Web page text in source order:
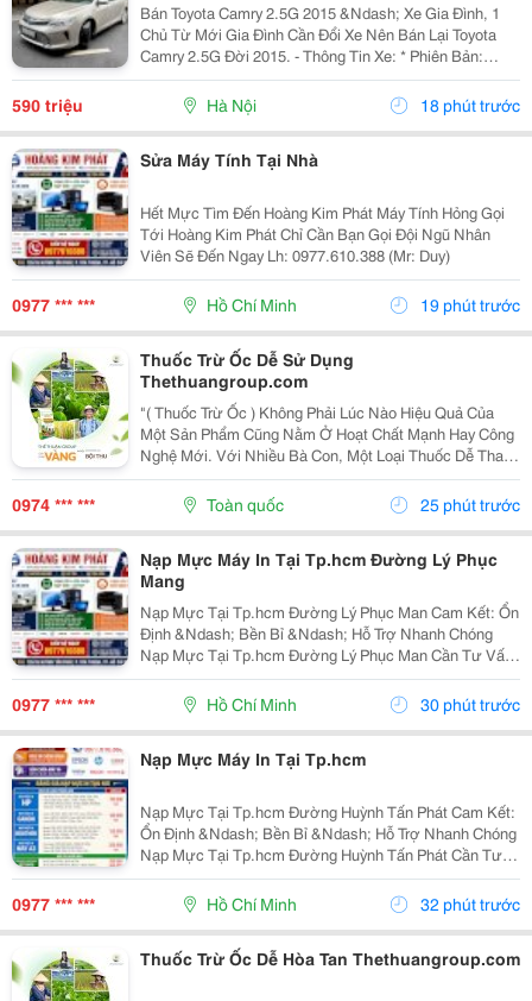
Bán Toyota Camry 2.5G 2015 &Ndash; Xe Gia Đình, 1
Chủ Từ Mới Gia Đình Cần Đổi Xe Nên Bán Lại Toyota
Camry 2.5G Đời 2015. - Thông Tin Xe: * Phiên Bản:
Toyota Camry 2.5G * Năm Sản Xuất: 2015 * Odo: 11 Vạn
Km * Xe 1 Chủ Từ Đầu * Xuất Hóa Đơn Công...
590 triệu Hà Nội 18 phút trước
Sửa Máy Tính Tại Nhà
Hết Mực Tìm Đến Hoàng Kim Phát Máy Tính Hỏng Gọi
Tới Hoàng Kim Phát Chỉ Cần Bạn Gọi Đội Ngũ Nhân
Viên Sẽ Đến Ngay Lh: 0977.610.388 (Mr: Duy)
0977 *** *** Hồ Chí Minh 19 phút trước
Thuốc Trừ Ốc Dễ Sử Dụng
Thethuangroup.com
"( Thuốc Trừ Ốc ) Không Phải Lúc Nào Hiệu Quả Của
Một Sản Phẩm Cũng Nằm Ở Hoạt Chất Mạnh Hay Công
Nghệ Mới. Với Nhiều Bà Con, Một Loại Thuốc Dễ Thao
Tác, Dễ Áp Dụng Và Không Mất Quá Nhiều Thời Gian
Chuẩn Bị Lại Là Yếu Tố Tạo Nên Sự Khác Biệt Trong...
0974 *** *** Toàn quốc 25 phút trước
Nạp Mực Máy In Tại Tp.hcm Đường Lý Phục
Mang
Nạp Mực Tại Tp.hcm Đường Lý Phục Man Cam Kết: Ổn
Định &Ndash; Bền Bỉ &Ndash; Hỗ Trợ Nhanh Chóng
Nạp Mực Tại Tp.hcm Đường Lý Phục Man Cần Tư Vấn
&Amp; Báo Giá Liên Hệ Ngay: Nạp Mực Tại Tp.hcm
Đường Lý Phục Man 0977 610 388 &Ndash; Mr. Duy
Nạp Mực Tại...
0977 *** *** Hồ Chí Minh 30 phút trước
Nạp Mực Máy In Tại Tp.hcm
Nạp Mực Tại Tp.hcm Đường Huỳnh Tấn Phát Cam Kết:
Ổn Định &Ndash; Bền Bỉ &Ndash; Hỗ Trợ Nhanh Chóng
Nạp Mực Tại Tp.hcm Đường Huỳnh Tấn Phát Cần Tư
Vấn &Amp; Báo Giá Liên Hệ Ngay: Nạp Mực Tại
Tp.hcm Đường Huỳnh Tấn Phát 0977 610 388 &Ndash;
Mr. Duy Nạp...
0977 *** *** Hồ Chí Minh 32 phút trước
Thuốc Trừ Ốc Dễ Hòa Tan Thethuangroup.com